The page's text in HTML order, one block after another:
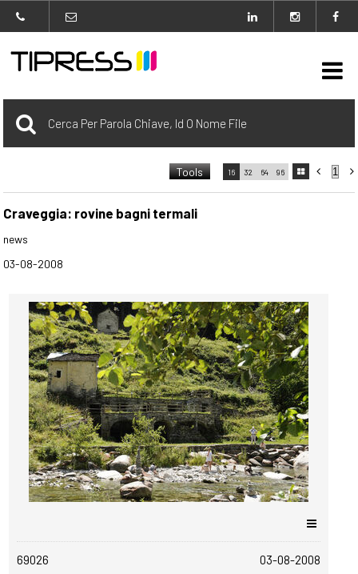
Archivio
carrello
Agenzia
copyrightfree

 
16 32 64 96 
Tools
0 Selezionato
Craveggia: rovine bagni termali
news
03-08-2008
69026
03-08-2008